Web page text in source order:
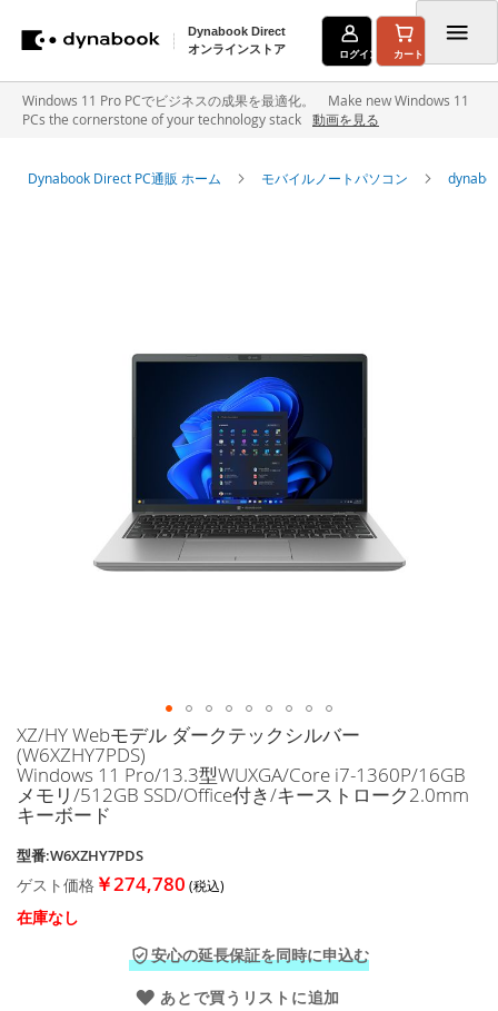
Dynabook Direct
オンラインストア
ログイン カート
Windows 11 Pro PCでビジネスの成果を最適化。 Make new Windows 11
PCs the cornerstone of your technology stack
動画を見る
Dynabook Direct PC通販 ホーム モバイルノートパソコン
イ
メ
ー
ジ
ギ
ャ
ラ
リ
ー
XZ/HY Webモデル ダークテックシルバー
(W6XZHY7PDS)
Windows 11 Pro/13.3型WUXGA/Core i7-1360P/16GB
メモリ/512GB SSD/Office付き/キーストローク2.0mm
キーボード
型番:W6XZHY7PDS
ゲスト価格 ￥274,780
在庫なし
安心の延長保証を同時に申込む
あとで買うリストに追加